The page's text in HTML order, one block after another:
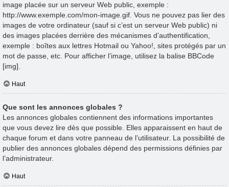
image placée sur un serveur Web public, exemple :
http://www.exemple.com/mon-image.gif. Vous ne pouvez pas lier des
images de votre ordinateur (sauf si c’est un serveur Web public) ni
des images placées derrière des mécanismes d’authentification,
exemple : boîtes aux lettres Hotmail ou Yahoo!, sites protégés par un
mot de passe, etc. Pour afficher l’image, utilisez la balise BBCode
[img].
Haut
Que sont les annonces globales ?
Les annonces globales contiennent des informations importantes
que vous devez lire dès que possible. Elles apparaissent en haut de
chaque forum et dans votre panneau de l’utilisateur. La possibilité de
publier des annonces globales dépend des permissions définies par
l’administrateur.
Haut